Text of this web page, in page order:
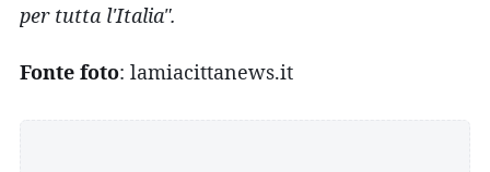
per tutta l'Italia".
Fonte foto: lamiacittanews.it